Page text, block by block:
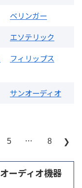
ベリンガー
エソテリック
フィリップス
サンオーディオ
5 … 8 ❯
ーディオ機器